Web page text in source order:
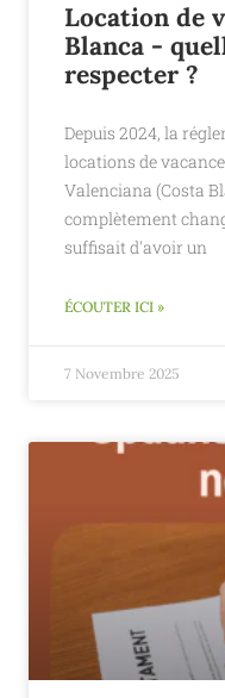
Location de
Blanca -
respecter ?
Depuis 2024, la
locations de
Valenciana (Costa
complètement
suffisait d'avoir un
ÉCOUTER ICI »
7 Novembre 2025